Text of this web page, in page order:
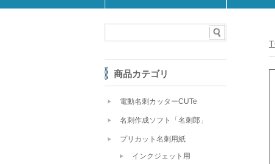
商品カテゴリ
電動名刺カッターCUTe
名刺作成ソフト「名刺郎」
プリカット名刺用紙
インクジェット用